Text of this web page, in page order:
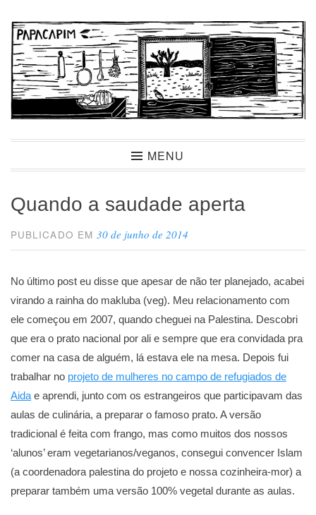
para
conteúdo
PapacapimMENU
Quando a saudade aperta
PUBLICADO EM30 de junho de 2014
No último post eu disse que apesar de não ter planejado, acabei
virando a rainha do makluba (veg). Meu relacionamento com
ele começou em 2007, quando cheguei na Palestina. Descobri
que era o prato nacional por ali e sempre que era convidada pra
comer na casa de alguém, lá estava ele na mesa. Depois fui
trabalhar no projeto de mulheres no campo de refugiados de
Aida e aprendi, junto com os estrangeiros que participavam das
aulas de culinária, a preparar o famoso prato. A versão
tradicional é feita com frango, mas como muitos dos nossos
‘alunos’ eram vegetarianos/veganos, consegui convencer Islam
(a coordenadora palestina do projeto e nossa cozinheira-mor) a
preparar também uma versão 100% vegetal durante as aulas.